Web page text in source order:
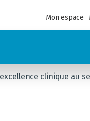
Mon espace
clinique au